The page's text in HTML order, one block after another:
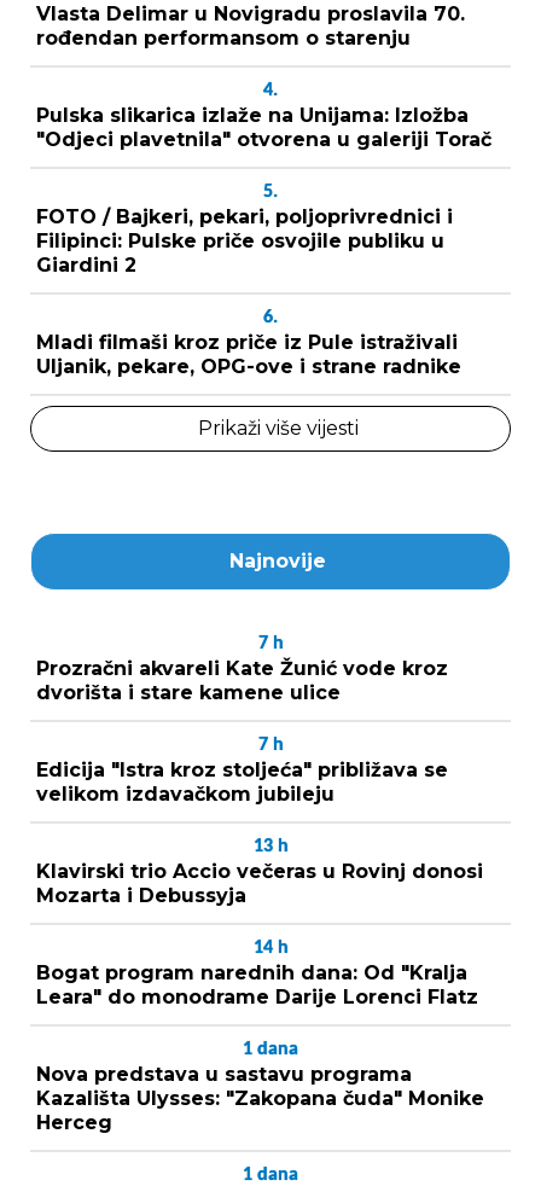
Vlasta Delimar u Novigradu proslavila 70.
rođendan performansom o starenju
4.
Pulska slikarica izlaže na Unijama: Izložba
"Odjeci plavetnila" otvorena u galeriji Torač
5.
FOTO / Bajkeri, pekari, poljoprivrednici i
Filipinci: Pulske priče osvojile publiku u
Giardini 2
6.
Mladi filmaši kroz priče iz Pule istraživali
Uljanik, pekare, OPG-ove i strane radnike
Prikaži više vijesti
Najnovije
7 h
Prozračni akvareli Kate Žunić vode kroz
dvorišta i stare kamene ulice
7 h
Edicija "Istra kroz stoljeća" približava se
velikom izdavačkom jubileju
13 h
Klavirski trio Accio večeras u Rovinj donosi
Mozarta i Debussyja
14 h
Bogat program narednih dana: Od "Kralja
Leara" do monodrame Darije Lorenci Flatz
1 dana
Nova predstava u sastavu programa
Kazališta Ulysses: "Zakopana čuda" Monike
Herceg
1 dana